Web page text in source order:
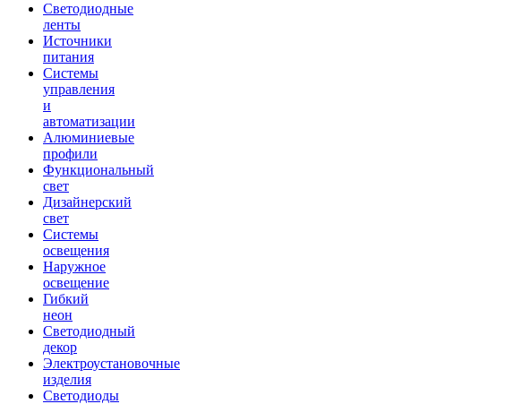
Светодиодные
ленты
Источники
питания
Системы
управления
и
автоматизации
Алюминиевые
профили
Функциональный
свет
Дизайнерский
свет
Системы
освещения
Наружное
освещение
Гибкий
неон
Светодиодный
декор
Электроустановочные
изделия
Светодиоды